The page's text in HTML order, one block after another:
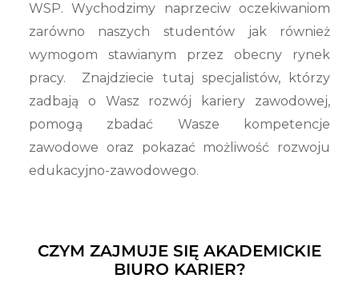
WSP. Wychodzimy naprzeciw oczekiwaniom
zarówno naszych studentów jak również
wymogom stawianym przez obecny rynek
pracy. Znajdziecie tutaj specjalistów, którzy
zadbają o Wasz rozwój kariery zawodowej,
pomogą zbadać Wasze kompetencje
zawodowe oraz pokazać możliwość rozwoju
edukacyjno-zawodowego.
CZYM ZAJMUJE SIĘ AKADEMICKIE
BIURO KARIER?